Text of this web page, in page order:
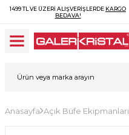
1499 TL VE ÜZERI ALIŞVERIŞLERDE KARGO
BEDAVA!
Anasayfa Açık Büfe Ekipmanları